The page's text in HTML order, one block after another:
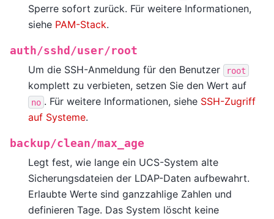
Sperre sofort zurück. Für weitere Informationen,
siehe PAM-Stack.
auth/sshd/user/root
Um die SSH-Anmeldung für den Benutzer
root
komplett zu verbieten, setzen Sie den Wert auf
no . Für weitere Informationen, siehe SSH-Zugriff
auf Systeme.
backup/clean/max_age
Legt fest, wie lange ein UCS-System alte
Sicherungsdateien der LDAP-Daten aufbewahrt.
Erlaubte Werte sind ganzzahlige Zahlen und
definieren Tage. Das System löscht keine